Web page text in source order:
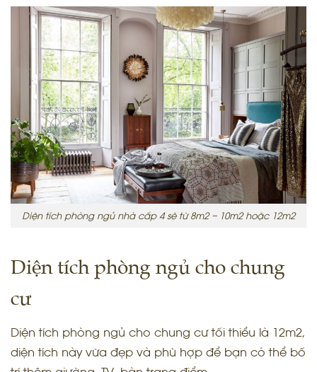
Diện tích phòng ngủ nhà cấp 4 sẽ từ 8m2 – 10m2 hoặc 12m2
Diện tích phòng ngủ cho chung
cư
Diện tích phòng ngủ cho chung cư tối thiểu là 12m2,
diện tích này vừa đẹp và phù hợp để bạn có thể bố